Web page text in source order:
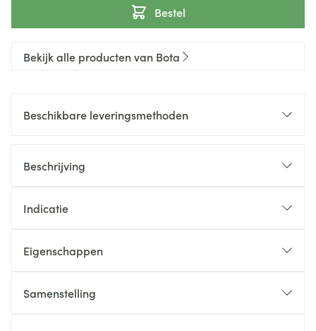
Bestel
Bekijk alle producten van Bota
Beschikbare leveringsmethoden
Beschrijving
Indicatie
Eigenschappen
Samenstelling